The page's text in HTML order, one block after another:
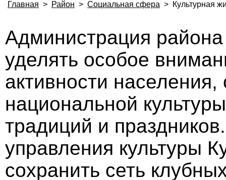
Главная > Район > Социальная сфера > Культурная
Администрация
уделять особое
активности
национальной
традиций и
управления культуры
сохранить сеть